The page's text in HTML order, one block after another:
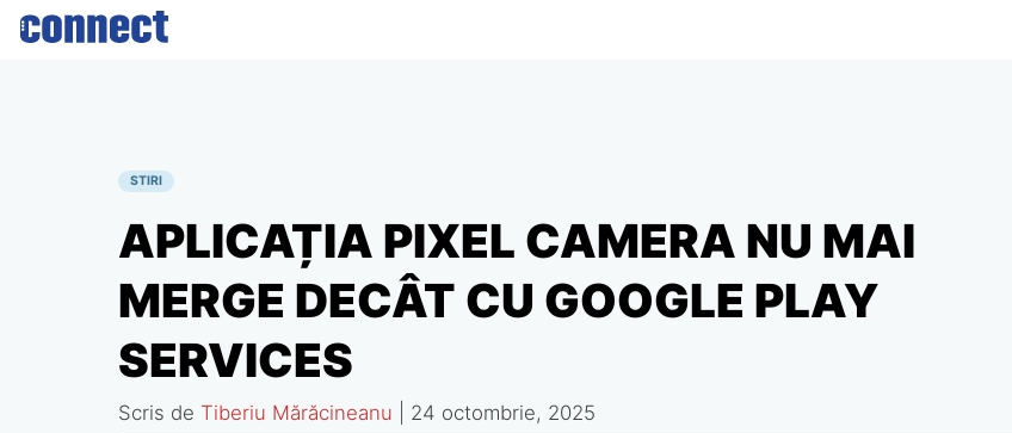
Skip
STIRI
APLICAȚIA PIXEL CAMERA NU MAI
MERGE DECÂT CU GOOGLE PLAY
SERVICES
Scris de Tiberiu Mărăcineanu 24 octombrie, 2025